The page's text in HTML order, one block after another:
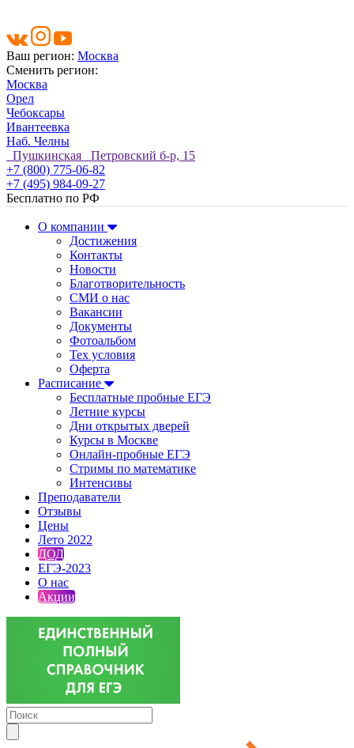
Ваш регион: Москва
Сменить регион:
Москва
Орел
Чебоксары
Ивантеевка
Наб. Челны
Пушкинская Петровский б-р, 15
+7 (800) 775-06-82
+7 (495) 984-09-27
Бесплатно по РФ
О компании
Достижения
Контакты
Новости
Благотворительность
СМИ о нас
Вакансии
Документы
Фотоальбом
Тех условия
Оферта
Расписание
Бесплатные пробные ЕГЭ
Летние курсы
Дни открытых дверей
Курсы в Москве
Онлайн-пробные ЕГЭ
Стримы по математике
Интенсивы
Преподаватели
Отзывы
Цены
Лето 2022
ДОД
ЕГЭ-2023
О нас
Акции